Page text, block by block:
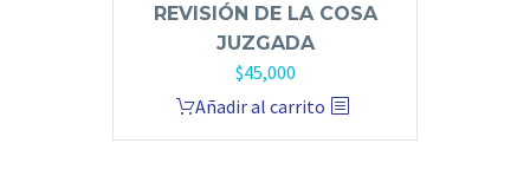
REVISIÓN DE LA COSA
JUZGADA
$45,000
Añadir al carrito